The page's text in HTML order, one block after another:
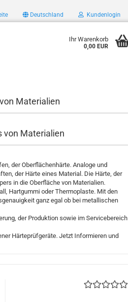
Deutschland Kundenlogin
Ihr Warenkorb
0,00 EUR
Materialien
von Materialien
der Oberflächenhärte. Analoge und
der Härte eines Material. Die Härte, der
in die Oberfläche von Materialien.
Hartgummi oder Thermoplaste. Mit den
ganz egal ob bei metallischen
der Produktion sowie im Servicebereich
Härteprüfgeräte. Jetzt Informieren und